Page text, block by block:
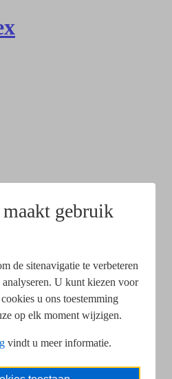
gebruik
de sitenavigatie te verbeteren
U kunt kiezen voor
u ons toestemming
op elk moment wijzigen.
vindt u meer informatie.